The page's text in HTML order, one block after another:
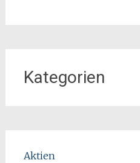
Kategorien
Aktien